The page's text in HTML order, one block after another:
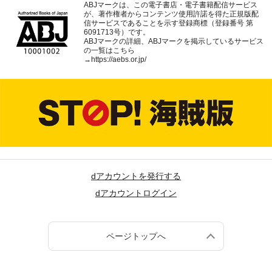
ABJマークは、この電子書店・電子書籍配信サービス
が、著作権者からコンテンツ使用許諾を得た正規版配
信サービスであることを示す登録商標（登録番号 第
6091713号）です。
ABJマークの詳細、ABJマークを掲示しているサービス
の一覧はこちら
→ https://aebs.or.jp/
dアカウントを発行する
dアカウントログイン
ページトップへ